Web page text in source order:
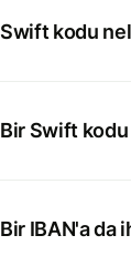
Swift kodu
Bir Swift kodu
Bir IBAN'a da